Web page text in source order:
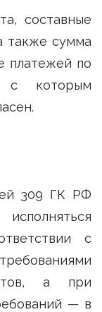
составные
также сумма
платежей по
с которым
309 ГК РФ
с
а при
— в